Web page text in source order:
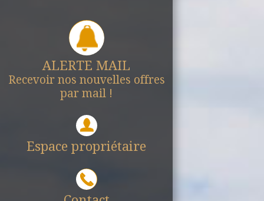
ALERTE MAIL
Recevoir nos nouvelles offres
par mail !
Espace propriétaire